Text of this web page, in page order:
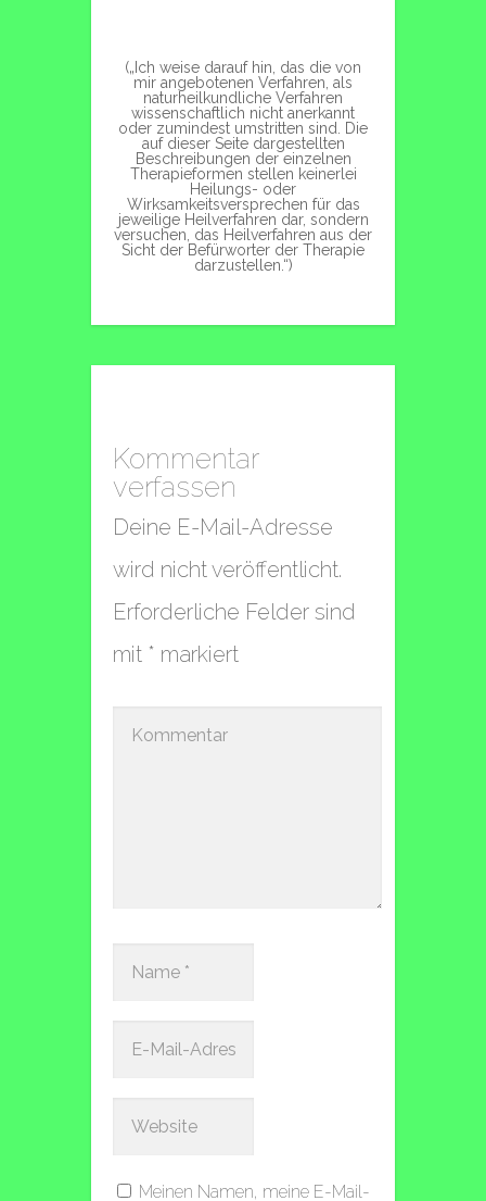
(„Ich weise darauf hin, das die von
mir angebotenen Verfahren, als
naturheilkundliche Verfahren
wissenschaftlich nicht anerkannt
oder zumindest umstritten sind. Die
auf dieser Seite dargestellten
Beschreibungen der einzelnen
Therapieformen stellen keinerlei
Heilungs- oder
Wirksamkeitsversprechen für das
jeweilige Heilverfahren dar, sondern
versuchen, das Heilverfahren aus der
Sicht der Befürworter der Therapie
darzustellen.“)
Kommentar
verfassen
Deine E-Mail-Adresse
wird nicht veröffentlicht.
Erforderliche Felder sind
mit * markiert
Meinen Namen, meine E-Mail-